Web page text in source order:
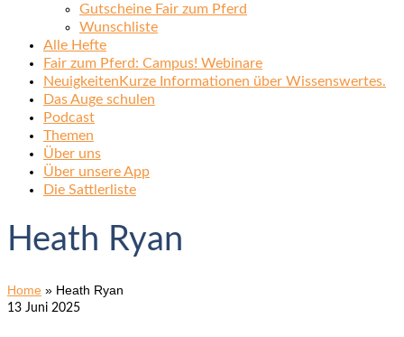
Gutscheine Fair zum Pferd
Wunschliste
Alle Hefte
Fair zum Pferd: Campus! Webinare
Neuigkeiten Kurze Informationen über Wissenswertes.
Das Auge schulen
Podcast
Themen
Über uns
Über unsere App
Die Sattlerliste
Heath Ryan
Home » Heath Ryan
13 Juni 2025